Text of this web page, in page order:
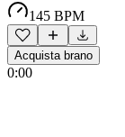
145 BPM
Acquista brano
0:00